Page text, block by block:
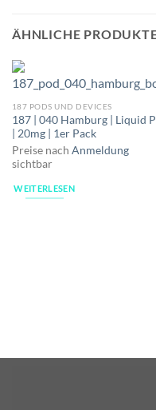
ÄHNLICHE
187 PODS UND DEVICES
187 | 040 Hamburg | Liquid
| 20mg | 1er Pack
Preise nach Anmeldung
sichtbar
WEITERLESEN